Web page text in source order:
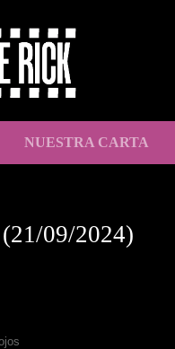
NUESTRA CARTA
09/2024)